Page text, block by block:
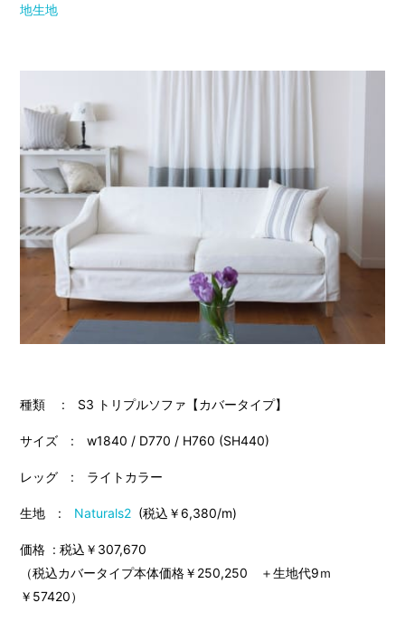
地生地
種類 : S3 トリプルソファ【カバータイプ】
サイズ : w1840 / D770 / H760 (SH440)
レッグ : ライトカラー
生地 : Naturals2 (税込￥6,380/m)
価格 : 税込￥307,670
（税込カバータイプ本体価格￥250,250 ＋生地代9ｍ
￥57420）